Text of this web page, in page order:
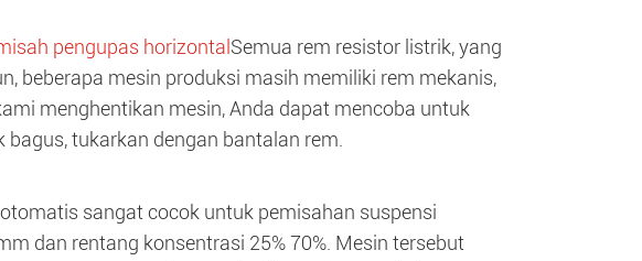
pengupas horizontal Semua rem resistor listrik, yang
beberapa mesin produksi masih memiliki rem mekanis,
menghentikan mesin, Anda dapat mencoba untuk
tukarkan dengan bantalan rem.
sangat cocok untuk pemisahan suspensi
dan rentang konsentrasi 25% 70%. Mesin tersebut